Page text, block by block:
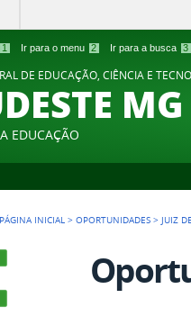
1 Ir para o menu 2 Ir para a busca 3
DE EDUCAÇÃO, CIÊNCIA E
MG
EDUCAÇÃO
PÁGINA INICIAL >OPORTUNIDADES > JUIZ